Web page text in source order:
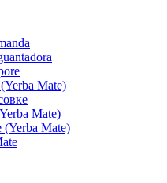
Mate)
Mate)
Mate)